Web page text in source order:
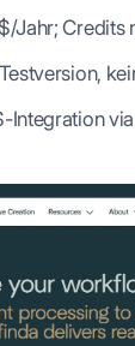
Jahr; Credits
Integration